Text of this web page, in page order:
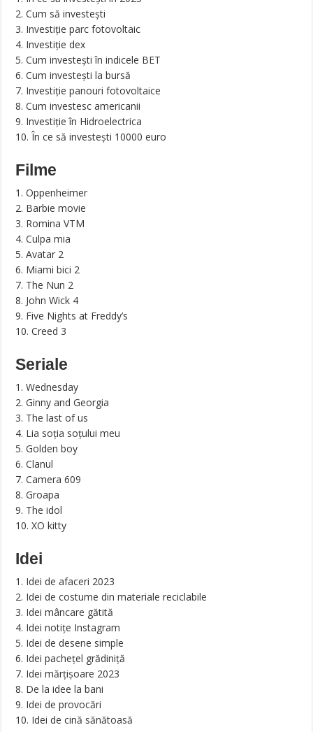
2. Cum să investești
3. Investiție parc fotovoltaic
4. Investiție dex
5. Cum investești în indicele BET
6. Cum investești la bursă
7. Investiție panouri fotovoltaice
8. Cum investesc americanii
9. Investiție în Hidroelectrica
10. În ce să investești 10000 euro
Filme
1. Oppenheimer
2. Barbie movie
3. Romina VTM
4. Culpa mia
5. Avatar 2
6. Miami bici 2
7. The Nun 2
8. John Wick 4
9. Five Nights at Freddy’s
10. Creed 3
Seriale
1. Wednesday
2. Ginny and Georgia
3. The last of us
4. Lia soția soțului meu
5. Golden boy
6. Clanul
7. Camera 609
8. Groapa
9. The idol
10. XO kitty
Idei
1. Idei de afaceri 2023
2. Idei de costume din materiale reciclabile
3. Idei mâncare gătită
4. Idei notițe Instagram
5. Idei de desene simple
6. Idei pachețel grădiniță
7. Idei mărțișoare 2023
8. De la idee la bani
9. Idei de provocări
10. Idei de cină sănătoasă